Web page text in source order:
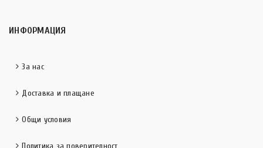
ИНФОРМАЦИЯ
За нас
Доставка и плащане
Общи условия